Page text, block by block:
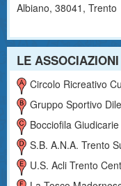
Albiano, 38041 , Trento
LE
Circolo Ricreativo
Gruppo Sportivo
Bocciofila Giudicarie
S.b. A.n.a. Trento
U.s. Acli Trento